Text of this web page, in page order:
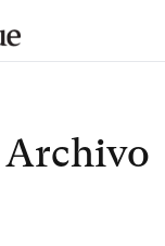
Archivo